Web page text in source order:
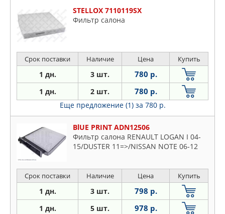
STELLOX 7110119SX
Фильтр салона
Срок поставки Наличие Цена Купить
1 дн. 3 шт. 780 р.
1 дн. 2 шт. 780 р.
Еще предложение (1) за 780 р.
BlUE PRINT ADN12506
Фильтр салона RENAULT LOGAN I 04-
15/DUSTER 11=>/NISSAN NOTE 06-12
Срок поставки Наличие Цена Купить
1 дн. 3 шт. 798 р.
1 дн. 5 шт. 978 р.